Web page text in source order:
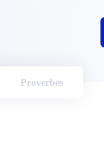
Proverbes